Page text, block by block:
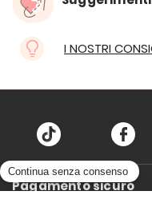
I NOSTRI
Pagamento sicuro